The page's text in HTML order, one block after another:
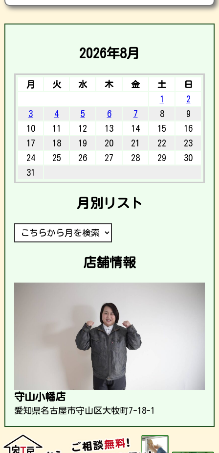
2026年8月
月 火 水 木 金 土
日
1
2
3
4 5 6 7 8
9
10
11 12 13 14 15
16
17
18 19 20 21 22
23
24
25 26 27 28 29
30
31
月別リスト
店舗情報
守山小幡店
愛知県名古屋市守山区大牧町7-18-1